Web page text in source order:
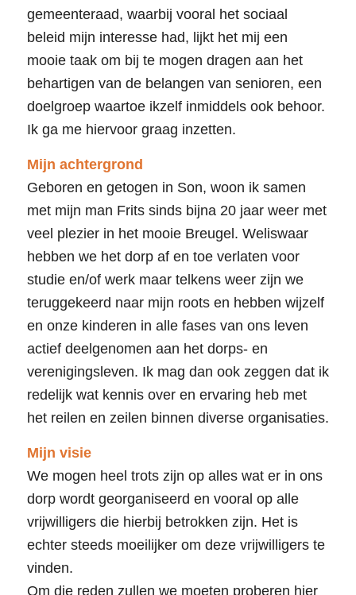
gemeenteraad, waarbij vooral het sociaal
beleid mijn interesse had, lijkt het mij een
mooie taak om bij te mogen dragen aan het
behartigen van de belangen van senioren, een
doelgroep waartoe ikzelf inmiddels ook behoor.
Ik ga me hiervoor graag inzetten.
Mijn achtergrond
Geboren en getogen in Son, woon ik samen
met mijn man Frits sinds bijna 20 jaar weer met
veel plezier in het mooie Breugel. Weliswaar
hebben we het dorp af en toe verlaten voor
studie en/of werk maar telkens weer zijn we
teruggekeerd naar mijn roots en hebben wijzelf
en onze kinderen in alle fases van ons leven
actief deelgenomen aan het dorps- en
verenigingsleven. Ik mag dan ook zeggen dat ik
redelijk wat kennis over en ervaring heb met
het reilen en zeilen binnen diverse organisaties.
Mijn visie
We mogen heel trots zijn op alles wat er in ons
dorp wordt georganiseerd en vooral op alle
vrijwilligers die hierbij betrokken zijn. Het is
echter steeds moeilijker om deze vrijwilligers te
vinden.
Om die reden zullen we moeten proberen hier